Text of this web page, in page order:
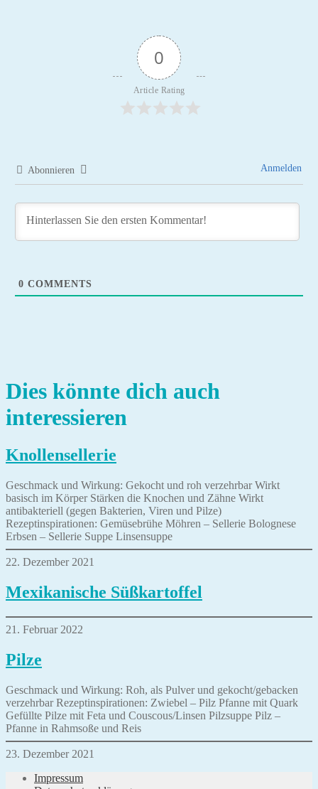
0
Article Rating
Abonnieren Anmelden
0 COMMENTS
Dies könnte dich auch
interessieren
Knollensellerie
Geschmack und Wirkung: Gekocht und roh verzehrbar Wirkt
basisch im Körper Stärken die Knochen und Zähne Wirkt
antibakteriell (gegen Bakterien, Viren und Pilze)
Rezeptinspirationen: Gemüsebrühe Möhren – Sellerie Bolognese
Erbsen – Sellerie Suppe Linsensuppe
22. Dezember 2021
Mexikanische Süßkartoffel
21. Februar 2022
Pilze
Geschmack und Wirkung: Roh, als Pulver und gekocht/gebacken
verzehrbar Rezeptinspirationen: Zwiebel – Pilz Pfanne mit Quark
Gefüllte Pilze mit Feta und Couscous/Linsen Pilzsuppe Pilz –
Pfanne in Rahmsoße und Reis
23. Dezember 2021
Impressum